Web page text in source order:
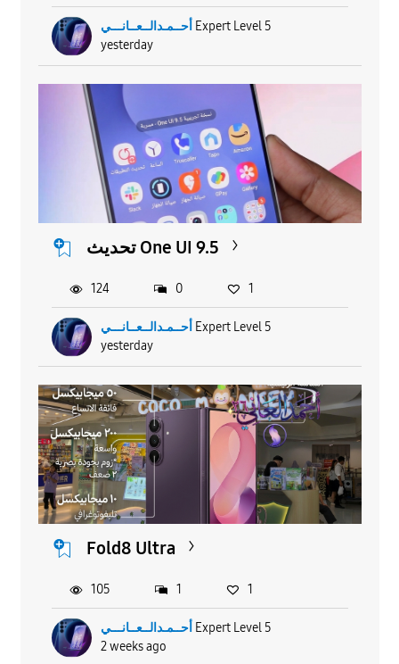
أحــمـدالــعــانـــي Expert Level 5
yesterday
تحديث One UI 9.5
أحــمـدالــعــانـــي Expert Level 5
yesterday
124 0 1
Fold8 Ultra
أحــمـدالــعــانـــي Expert Level 5
2 weeks ago
105 1 1